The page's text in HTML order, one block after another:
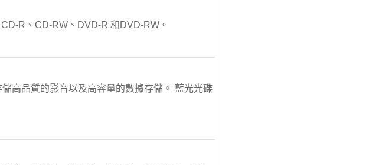
R、CD-RW、DVD-R 和DVD-RW。
高品質的影音以及高容量的數據存儲。 藍光光碟